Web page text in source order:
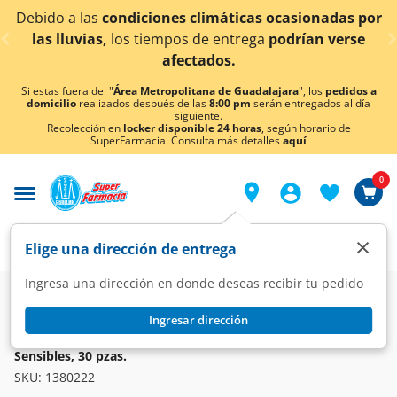
< div class="carousel-inner">
climáticas ocasionadas por
los tiempos de entregapodrían verse
¡Ahora
Si estas fuera del "Área Metropolitana de Guadalajara", los pedidos a
domicilio realizados después de las8:00 pm serán entregados al día
siguiente.
Recolección en locker disponible 24 horas, según horario de
SuperFarmacia. Consulta más detallesaquí
Elige una dirección de entrega
Ingresa una dirección en donde deseas recibir tu pedido
Ingresar dirección
×
0
Dermo Cuidado facial Desmaquillantes
Toallitas Limpiadoras Blephaclean para Párpados y Pieles
Sensibles, 30 pzas.
SKU: 1380222